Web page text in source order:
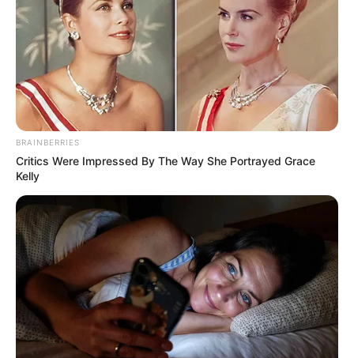
EMAIL ΑΚΟΛΟΥΘΉΣΤΕ
BRAINBERRIES
Critics Were Impressed By The Way She Portrayed Grace
Kelly